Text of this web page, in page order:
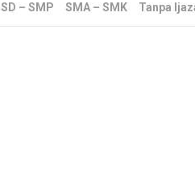
SD – SMP SMA – SMK Tanpa